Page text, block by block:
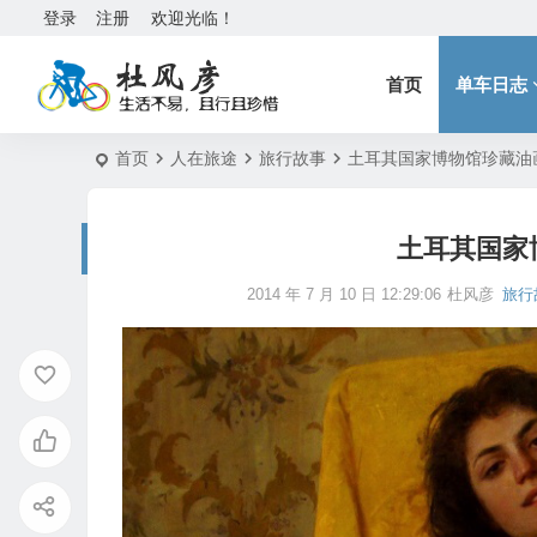
欢迎光临！
登录 注册
首页 单车日志
首页 人在旅途 旅行故事 土耳其国家博物馆珍藏
土耳其国家
2014 年 7 月 10 日 12:29:06 杜风彦 旅